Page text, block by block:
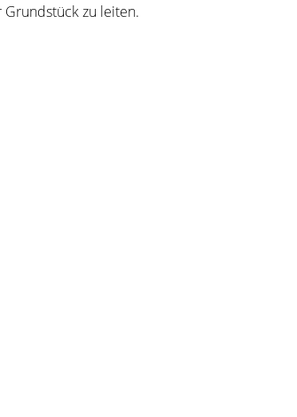
Grundstück zu leiten.